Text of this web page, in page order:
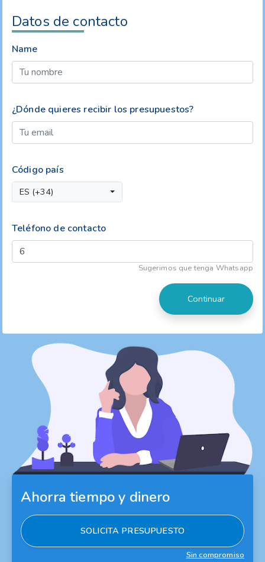
Datos de contacto
Name
¿Dónde quieres recibir los presupuestos?
Código país
ES (+34)
Teléfono de contacto
Sugerimos que tenga Whatsapp
Ahorra tiempo y dinero
SOLICITA PRESUPUESTO
Sin compromiso